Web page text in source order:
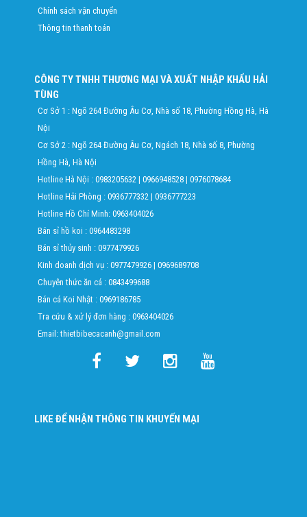
Chính sách vận chuyển
Thông tin thanh toán
CÔNG TY TNHH THƯƠNG MẠI VÀ XUẤT NHẬP KHẨU HẢI
TÙNG
Cơ Sở 1 : Ngõ 264 Đường Âu Cơ, Nhà số 18, Phường Hồng Hà, Hà
Nội
Cơ Sở 2 : Ngõ 264 Đường Âu Cơ, Ngách 18, Nhà số 8, Phường
Hồng Hà, Hà Nội
Hotline Hà Nội : 0983205632 | 0966948528 | 0976078684
Hotline Hải Phòng : 0936777332 | 0936777223
Hotline Hồ Chí Minh: 0963404026
Bán sỉ hồ koi : 0964483298
Bán sỉ thủy sinh : 0977479926
Kinh doanh dịch vụ : 0977479926 | 0969689708
Chuyên thức ăn cá : 0843499688
Bán cá Koi Nhật : 0969186785
Tra cứu & xử lý đơn hàng : 0963404026
Email: thietbibecacanh@gmail.com
LIKE ĐỂ NHẬN THÔNG TIN KHUYẾN MẠI